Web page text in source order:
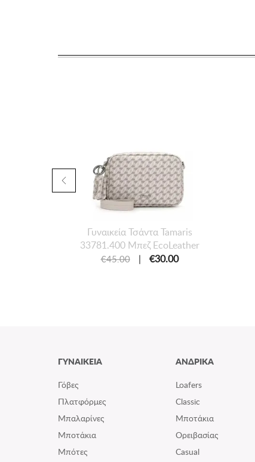
Γυναικεία Τσάντα Tamaris
33781.400 Μπεζ EcoLeather
€45.00 | €30.00
ΓΥΝΑΙΚΕΙΑ
Γόβες
Πλατφόρμες
Μπαλαρίνες
Μποτάκια
Μπότες
ΑΝΔΡΙΚΑ
Loafers
Classic
Μποτάκια
Ορειβασίας
Casual